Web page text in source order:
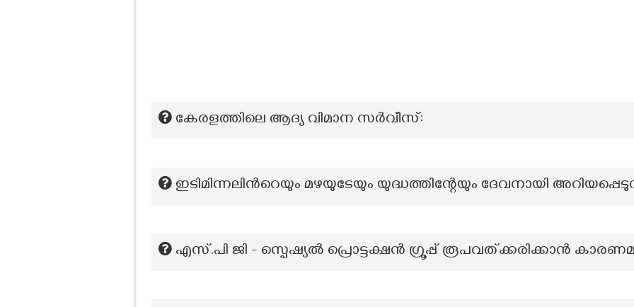
കേരളത്തിലെ ആദ്യ വിമാന സർവീസ്:
ഇടിമിന്നലിന്‍റെയും മഴയുടേയും യുദ്ധത്തിന്റേയും ദേവനായി
എസ്.പി ജി - സ്പെഷ്യൽ പ്രൊട്ടക്ഷൻ ഗ്രൂപ്പ് രൂപവത്ക്കരിക്കാൻ